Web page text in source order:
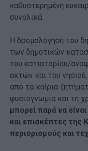
καθυστερημένη
συνολικά.
Η δρομολόγηση του
των δημοτικών
του εστιατορίου/
ακτών και του
από τα καίρια
φυσιογνωμία και τη
μπορεί παρά να
και επισκέπτες της
περιορισμούς και